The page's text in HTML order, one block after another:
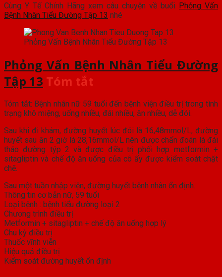
Cùng Y Tế Chính Hãng xem câu chuyện về buổi Phỏng Vấn
Bệnh Nhân Tiểu Đường Tập 13 nhé
Phỏng Vấn Bệnh Nhân Tiểu Đường Tập 13
Phỏng Vấn Bệnh Nhân Tiểu Đường
Tập 13 Tóm tắt
Tóm tắt: Bệnh nhân nữ 59 tuổi đến bệnh viện điều trị trong tình
trạng khô miệng, uống nhiều, đái nhiều, ăn nhiều, dễ đói.
Sau khi đi khám, đường huyết lúc đói là 16,48mmol/L, đường
huyết sau ăn 2 giờ là 28,16mmol/L nên được chẩn đoán là đái
tháo đường týp 2 và được điều trị phối hợp metformin +
sitagliptin và chế độ ăn uống của cô ấy được kiểm soát chặt
chẽ.
Sau một tuần nhập viện, đường huyết bệnh nhân ổn định.
Thông tin cơ bản nữ, 59 tuổi
Loại bệnh : bệnh tiểu đường loại 2
Chương trình điều trị
Metformin + sitagliptin + chế độ ăn uống hợp lý
Chu kỳ điều trị
Thuốc vĩnh viễn
Hiệu quả điều trị
Kiểm soát đường huyết ổn định